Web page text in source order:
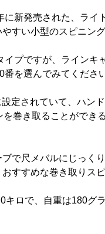
に新発売された、ライ
すい小型のスピニング
イプですが、ラインキ
を選んでみてください
定されていて、ハン
巻き取ることができ
で尺メバルにじっく
すすめな巻き取りスピ
キロで、自重は180グ